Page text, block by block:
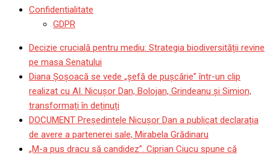
Confidentialitate
GDPR
Decizie crucială pentru mediu: Strategia biodiversității revine
pe masa Senatului
Diana Șoșoacă se vede „șefă de pușcărie” într-un clip
realizat cu AI. Nicușor Dan, Bolojan, Grindeanu și Simion,
transformați în deținuți
DOCUMENT Președintele Nicușor Dan a publicat declarația
de avere a partenerei sale, Mirabela Grădinaru
„M-a pus dracu să candidez”. Ciprian Ciucu spune că